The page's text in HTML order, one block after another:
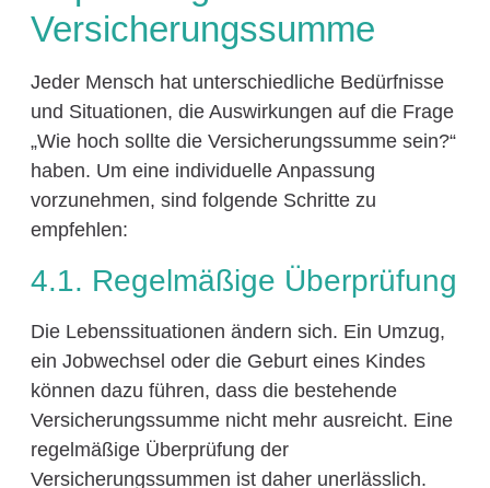
Versicherungssumme
Jeder Mensch hat unterschiedliche Bedürfnisse
und Situationen, die Auswirkungen auf die Frage
„Wie hoch sollte die Versicherungssumme sein?“
haben. Um eine individuelle Anpassung
vorzunehmen, sind folgende Schritte zu
empfehlen:
4.1. Regelmäßige Überprüfung
Die Lebenssituationen ändern sich. Ein Umzug,
ein Jobwechsel oder die Geburt eines Kindes
können dazu führen, dass die bestehende
Versicherungssumme nicht mehr ausreicht. Eine
regelmäßige Überprüfung der
Versicherungssummen ist daher unerlässlich.